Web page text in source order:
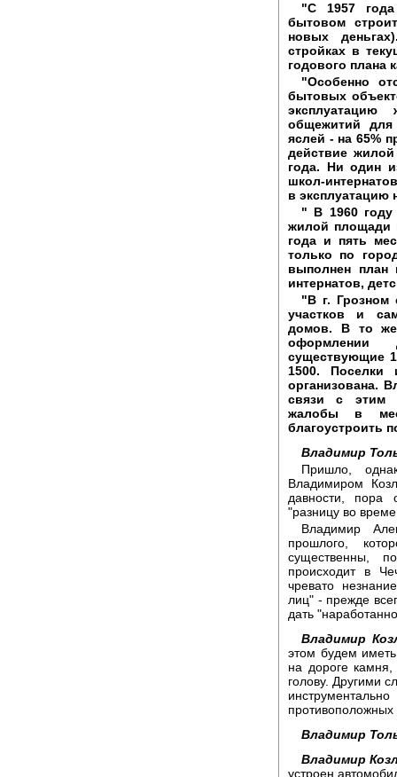
"С 1957
бытовом
новых
стройках в
годового плана
"Особенно
бытовых
общежитий для
яслей - на 65%
действие
года. Ни один
школ-
в эксплуатацию
" В 1960 году
жилой площади
года и пять
только по
выполнен план
интернатов,
"В г. Грозном
участков и
домов. В то же
оформлении
существующие
1500. Поселки
организована.
связи с этим
жалобы в
благоустроить
Владимир
Пришло,
Владимиром
давности, пора
"разницу во
Владимир
прошлого,
существенны,
происходит в
чревато
лиц" - прежде
дать
Владимир
этом будем
на дороге
голову. Другими
противоположных
Владимир
Владимир
устроен